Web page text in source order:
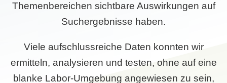
Themenbereichen sichtbare Auswirkungen auf
Suchergebnisse haben.
Viele aufschlussreiche Daten konnten wir
ermitteln, analysieren und testen, ohne auf eine
blanke Labor-Umgebung angewiesen zu sein,